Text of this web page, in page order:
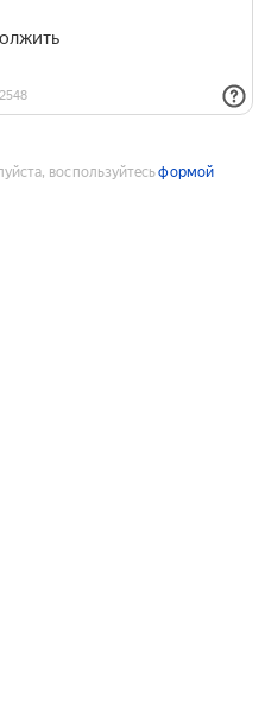
воспользуйтесьформой